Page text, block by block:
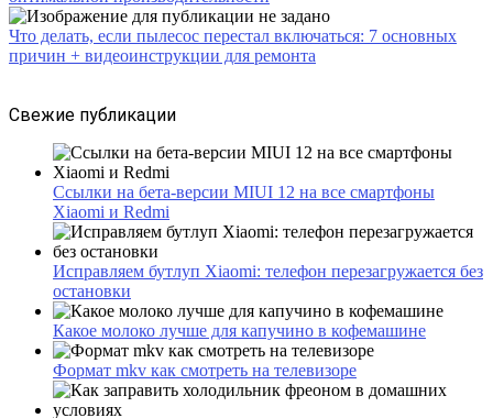
Что делать, если пылесос перестал включаться: 7 основных
причин + видеоинструкции для ремонта
Свежие публикации
Ссылки на бета-версии MIUI 12 на все смартфоны
Xiaomi и Redmi
Исправляем бутлуп Xiaomi: телефон перезагружается без
остановки
Какое молоко лучше для капучино в кофемашине
Формат mkv как смотреть на телевизоре